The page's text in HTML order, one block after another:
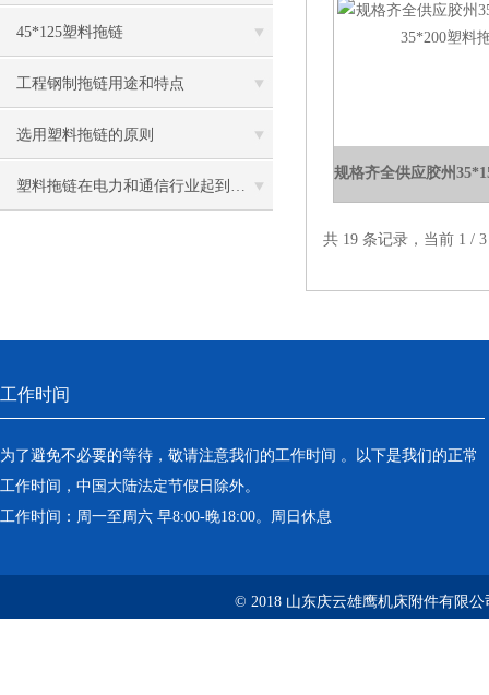
45*125塑料拖链
工程钢制拖链用途和特点
选用塑料拖链的原则
塑料拖链在电力和通信行业起到了重要的作用
共 19 条记录，当前 1
工作时间
为了避免不必要的等待，敬请注意我们的工作时间 。以下是我们的正常
工作时间，中国大陆法定节假日除外。
工作时间：周一至周六 早8:00-晚18:00。周日休息
© 2018 山东庆云雄鹰机床附件有限